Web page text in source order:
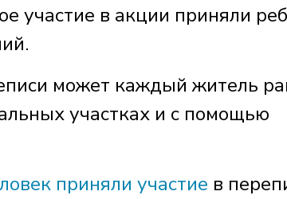
участие в акции приняли
может каждый житель
участках и с помощью
приняли участие в